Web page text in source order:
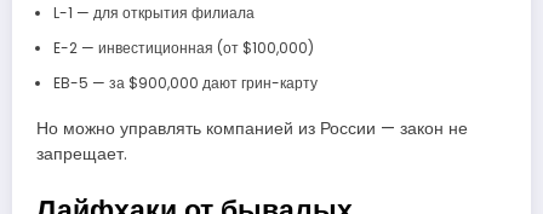
L-1 — для открытия филиала
E-2 — инвестиционная (от $100,000)
EB-5 — за $900,000 дают грин-карту
Но можно управлять компанией из России — закон не
запрещает.